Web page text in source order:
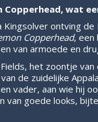
Copperhead, wat
Kingsolver ontving de
Copperhead, een
van armoede en
het zoontje
de zuidelijke
vader, aan wie hij
van goede looks,